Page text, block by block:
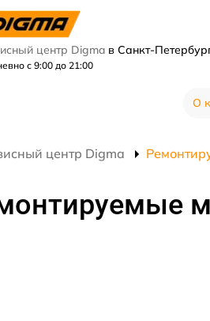
центр Digma в Санкт-
с 9:00 до 21:00
О
центр Digma